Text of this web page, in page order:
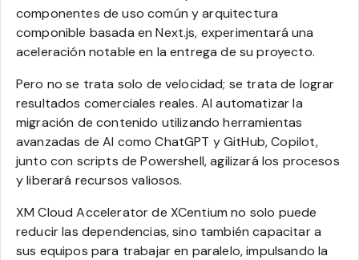
componentes de uso común y arquitectura
componible basada en Next.js, experimentará una
aceleración notable en la entrega de su proyecto.
Pero no se trata solo de velocidad; se trata de lograr
resultados comerciales reales. Al automatizar la
migración de contenido utilizando herramientas
avanzadas de AI como ChatGPT y GitHub, Copilot,
junto con scripts de Powershell, agilizará los procesos
y liberará recursos valiosos.
XM Cloud Accelerator de XCentium no solo puede
reducir las dependencias, sino también capacitar a
sus equipos para trabajar en paralelo, impulsando la